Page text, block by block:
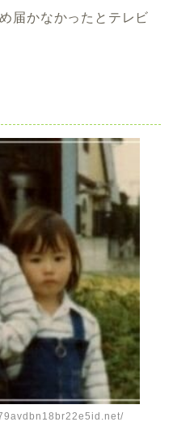
届かなかったとテレビ